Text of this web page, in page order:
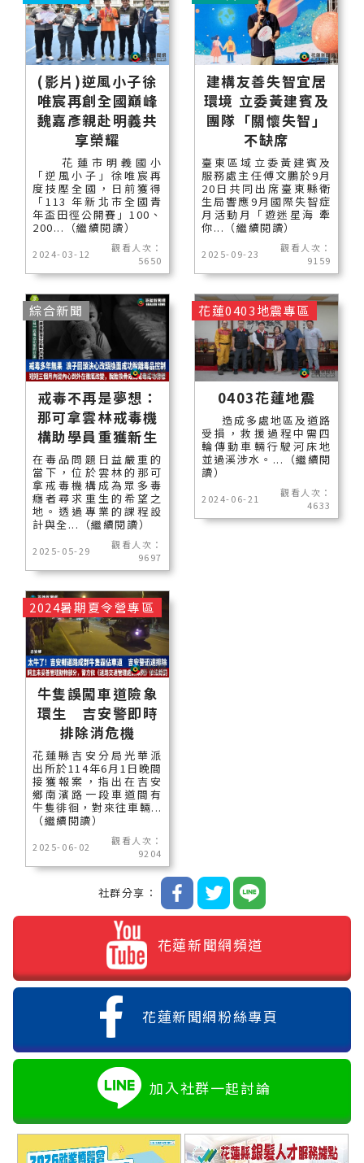
社群分享：
花蓮新聞網頻道
花蓮新聞網粉絲專頁
加入社群一起討論
(影片)逆風小子徐
唯宸再創全國巔峰
魏嘉彥親赴明義共
享榮耀
花蓮市明義國小
「逆風小子」徐唯宸再
度技壓全國，日前獲得
「113 年新北市全國青
年盃田徑公開賽」100、
200...（繼續閱讀）
2024-03-12
觀看人次：
5650
建構友善失智宜居
環境 立委黃建賓及
團隊「關懷失智」
不缺席
臺東區域立委黃建賓及
服務處主任傅文鵬於9月
20日共同出席臺東縣衛
生局響應9月國際失智症
月活動月「遊迷星海 牽
你...（繼續閱讀）
2025-09-23
觀看人次：
9159
戒毒不再是夢想：
那可拿雲林戒毒機
構助學員重獲新生
在毒品問題日益嚴重的
當下，位於雲林的那可
拿戒毒機構成為眾多毒
癮者尋求重生的希望之
地。透過專業的課程設
計與全...（繼續閱讀）
2025-05-29
觀看人次：
9697
綜合新聞
0403花蓮地震
造成多處地區及道路
受損，救援過程中需四
輪傳動車輛行駛河床地
並過溪涉水。...（繼續閱
讀）
2024-06-21
觀看人次：
4633
花蓮0403地震專區
牛隻誤闖車道險象
環生 吉安警即時
排除消危機
花蓮縣吉安分局光華派
出所於114年6月1日晚間
接獲報案，指出在吉安
鄉南濱路一段車道間有
牛隻徘徊，對來往車輛...
（繼續閱讀）
2025-06-02
觀看人次：
9204
2024暑期夏令營專區